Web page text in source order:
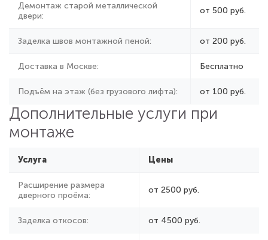
Демонтаж старой металлической
двери:
от 500 руб.
Заделка швов монтажной пеной: от 200 руб.
Доставка в Москве: Бесплатно
Подъём на этаж (без грузового лифта): от 100 руб.
Дополнительные услуги при
монтаже
Услуга Цены
Расширение размера
дверного проёма:
от 2500 руб.
Заделка откосов: от 4500 руб.